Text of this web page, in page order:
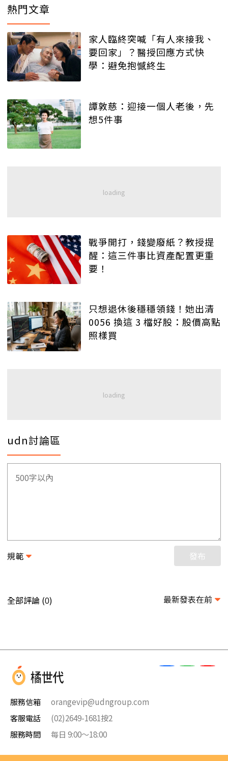
熱門文章
家人臨終突喊「有人來接我、
要回家」？醫授回應方式快
學：避免抱憾終生
譚敦慈：迎接一個人老後，先
想5件事
戰爭開打，錢變廢紙？教授提
醒：這三件事比資產配置更重
要！
只想退休後穩穩領錢！她出清
0056 換這 3 檔好股：股價高點
照樣買
udn討論區
規範 發布
全部評論 (0) 最新發表在前
服務信箱
orangevip@udngroup.com
客服電話
(02)2649-1681按2
服務時間
每日 9:00～18:00